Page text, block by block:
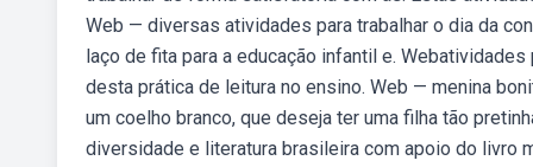
Web — diversas atividades para trabalhar o dia da
laço de fita para a educação infantil e.
desta prática de leitura no ensino. Web — menina
um coelho branco, que deseja ter uma filha tão
diversidade e literatura brasileira com apoio do livro